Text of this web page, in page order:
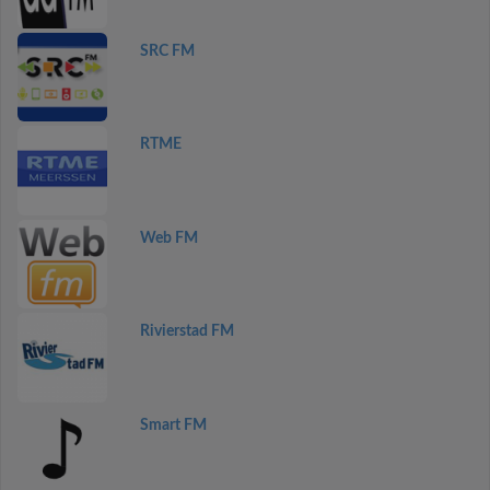
SRC FM
RTME
Web FM
Rivierstad FM
Smart FM